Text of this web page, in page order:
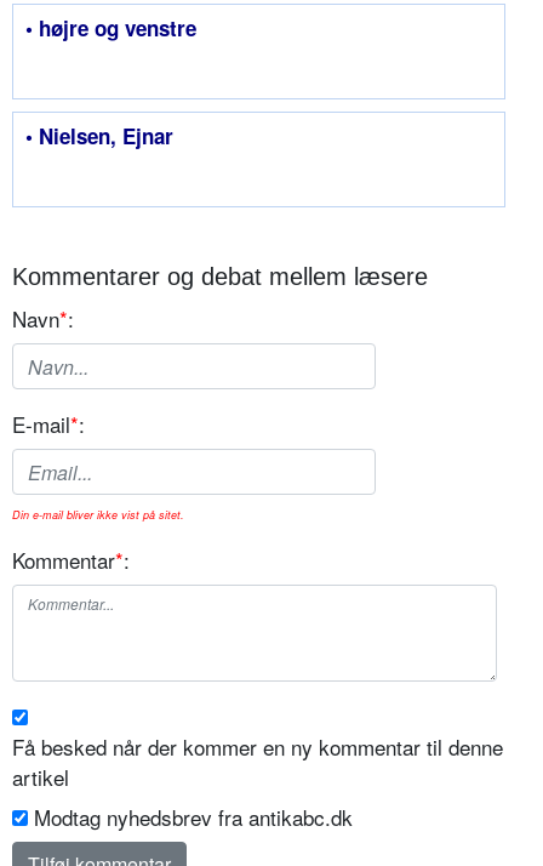
• højre og venstre
• Nielsen, Ejnar
Kommentarer og debat mellem læsere
Navn*:
E-mail*:
Din e-mail bliver ikke vist på sitet.
Kommentar*:
Få besked når der kommer en ny kommentar til denne
artikel
Modtag nyhedsbrev fra antikabc.dk